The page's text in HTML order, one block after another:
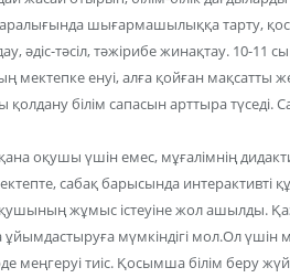
шығармашылыққа тарту,
тәсіл, тәжірибе жинақтау. 10-11
мектепке енуі, алға қойған мақсатты
білім сапасын арттыра түседі.
оқушы үшін емес, мұғалімнің
сабақ барысында интерактивті
жұмыс істеуіне жол ашылды.
мүмкіндігі мол.Ол үшін
меңгеруі тиіс. Қосымша білім беру